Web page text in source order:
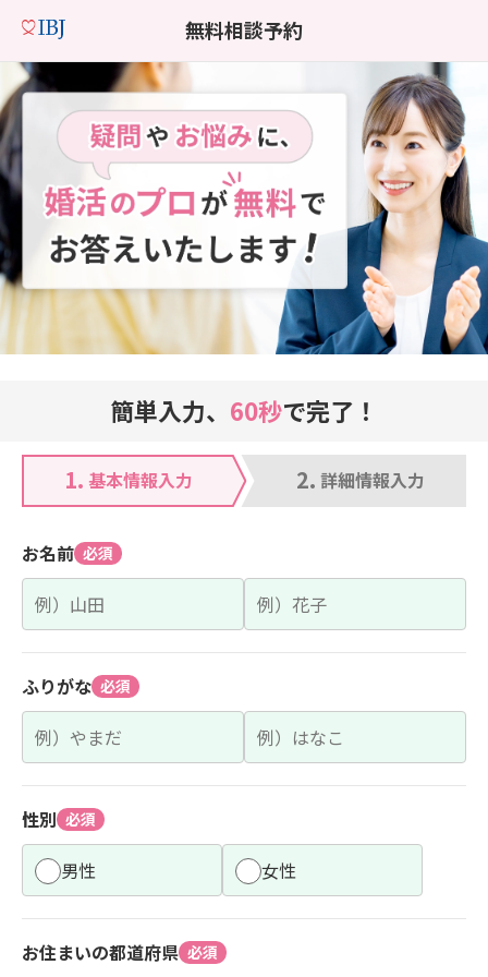
無料相談予約
簡単入力、 60秒で完了！
1. 基本情報入力 2. 詳細情報入力
お名前 必須
ふりがな 必須
性別 必須
男性 女性
お住まいの都道府県 必須